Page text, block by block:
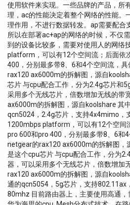
使用软件来实现。一些品牌的产品，所
理，ac的性能决定着整个网络的性能。
理作用，不进行数据转发。ap需要配合
所以在部署ac+ap的网络的时候，不仅
到的设备比较多，需要对使用人的网络
platform，可以有12个空间流；后面依
400，分别最多带8、6和4个空间流，
rax120 ax6000m的拆解图，源自
芯片 与cpu配合工作，分为2.4g芯片和
采用多个无线芯片，倍数增加无线的带
ax6000m的拆解图，源自koolshare 其
qcn5024，2.4g芯片，支持4x4mimo，
1200mbps platform，可以有12个空间
pro 600和pro 400，分别最多带8、6和
netgear的rax120 ax6000m的拆解图，
是这个cpu芯片 与cpu配合工作，分为
器，可以采用多个无线芯片，倍数增加
rax120 ax6000m的拆解图，源自
通的qcn5054，5g芯片，支持802.11ax
80mhz 目前路由器上，主要使用高通